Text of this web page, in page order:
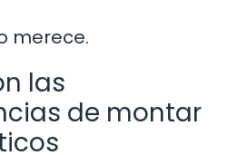
merece.
las
de montar